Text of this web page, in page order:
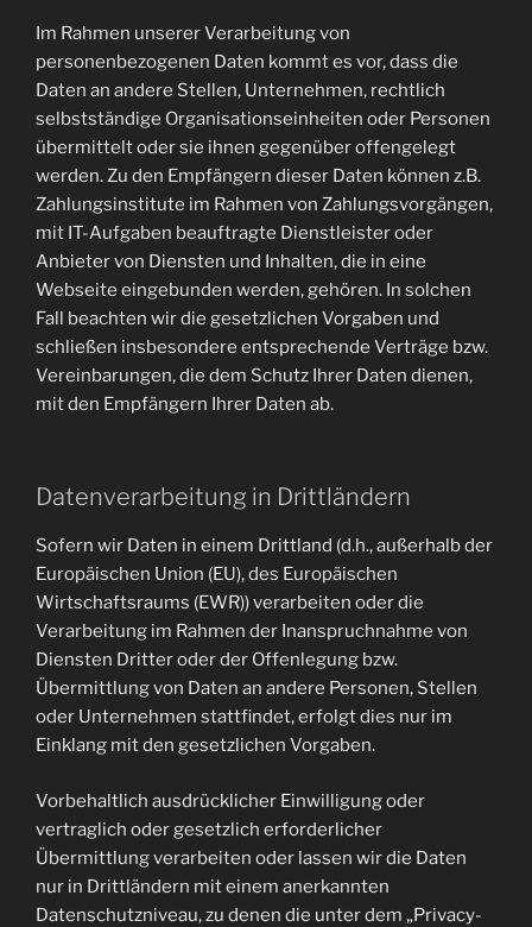
Im Rahmen unserer Verarbeitung von
personenbezogenen Daten kommt es vor, dass die
Daten an andere Stellen, Unternehmen, rechtlich
selbstständige Organisationseinheiten oder Personen
übermittelt oder sie ihnen gegenüber offengelegt
werden. Zu den Empfängern dieser Daten können z.B.
Zahlungsinstitute im Rahmen von Zahlungsvorgängen,
mit IT-Aufgaben beauftragte Dienstleister oder
Anbieter von Diensten und Inhalten, die in eine
Webseite eingebunden werden, gehören. In solchen
Fall beachten wir die gesetzlichen Vorgaben und
schließen insbesondere entsprechende Verträge bzw.
Vereinbarungen, die dem Schutz Ihrer Daten dienen,
mit den Empfängern Ihrer Daten ab.
Datenverarbeitung in Drittländern
Sofern wir Daten in einem Drittland (d.h., außerhalb der
Europäischen Union (EU), des Europäischen
Wirtschaftsraums (EWR)) verarbeiten oder die
Verarbeitung im Rahmen der Inanspruchnahme von
Diensten Dritter oder der Offenlegung bzw.
Übermittlung von Daten an andere Personen, Stellen
oder Unternehmen stattfindet, erfolgt dies nur im
Einklang mit den gesetzlichen Vorgaben.
Vorbehaltlich ausdrücklicher Einwilligung oder
vertraglich oder gesetzlich erforderlicher
Übermittlung verarbeiten oder lassen wir die Daten
nur in Drittländern mit einem anerkannten
Datenschutzniveau, zu denen die unter dem „Privacy-